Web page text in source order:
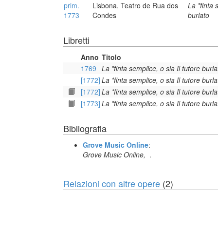
prim.
1773
Lisbona, Teatro de Rua dos
Condes
La *finta
burlato
Libretti
Anno Titolo
1769 La *finta semplice, o sia Il tutore
[1772] La *finta semplice, o sia Il tutore
[1772] La *finta semplice, o sia Il tutore
[1773] La *finta semplice, o sia Il tutore
Bibliografia
Grove Music Online:
Grove Music Online, .
Relazioni con altre opere (2)